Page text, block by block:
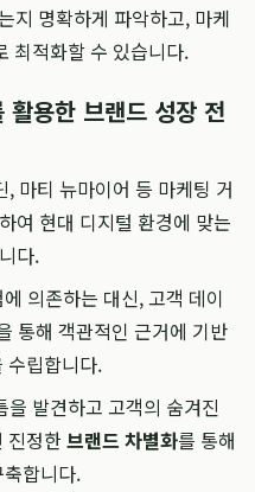
지 명확하게 파악하고, 마케
최적화할 수 있습니다.
용한 브랜드 성장 전
, 마티 뉴마이어 등 마케팅 거
여 현대 디지털 환경에 맞는
다.
의존하는 대신, 고객 데이
통해 객관적인 근거에 기반
수립합니다.
을 발견하고 고객의 숨겨진
진정한브랜드 차별화를 통해
합니다.